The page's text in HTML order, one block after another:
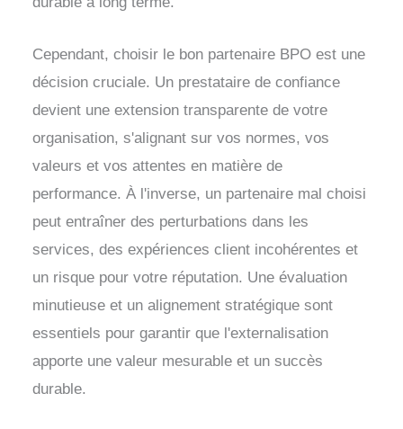
Cependant, choisir le bon partenaire BPO est une
décision cruciale. Un prestataire de confiance
devient une extension transparente de votre
organisation, s'alignant sur vos normes, vos
valeurs et vos attentes en matière de
performance. À l'inverse, un partenaire mal choisi
peut entraîner des perturbations dans les
services, des expériences client incohérentes et
un risque pour votre réputation. Une évaluation
minutieuse et un alignement stratégique sont
essentiels pour garantir que l'externalisation
apporte une valeur mesurable et un succès
durable.